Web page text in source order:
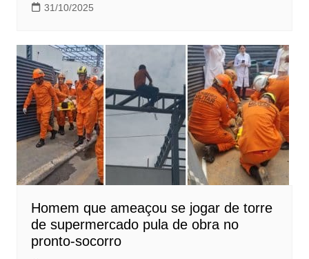
31/10/2025
Homem que ameaçou se jogar de torre
de supermercado pula de obra no
pronto-socorro